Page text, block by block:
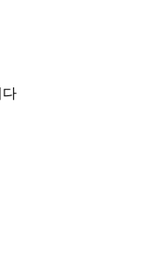
다